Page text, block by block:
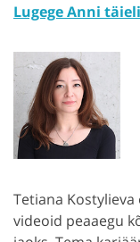
Lugege Anni
Tetiana
videoid peaaegu